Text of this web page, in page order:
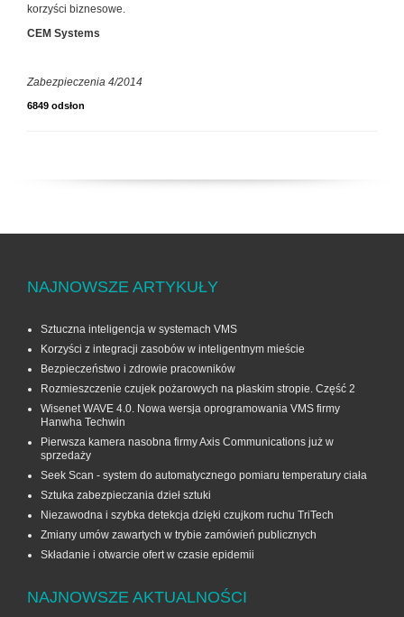
korzyści biznesowe.
CEM Systems
Zabezpieczenia 4/2014
6849 odsłon
NAJNOWSZE ARTYKUŁY
Sztuczna inteligencja w systemach VMS
Korzyści z integracji zasobów w inteligentnym mieście
Bezpieczeństwo i zdrowie pracowników
Rozmieszczenie czujek pożarowych na płaskim stropie. Część 2
Wisenet WAVE 4.0. Nowa wersja oprogramowania VMS firmy
Hanwha Techwin
Pierwsza kamera nasobna firmy Axis Communications już w
sprzedaży
Seek Scan - system do automatycznego pomiaru temperatury ciała
Sztuka zabezpieczania dzieł sztuki
Niezawodna i szybka detekcja dzięki czujkom ruchu TriTech
Zmiany umów zawartych w trybie zamówień publicznych
Składanie i otwarcie ofert w czasie epidemii
NAJNOWSZE AKTUALNOŚCI